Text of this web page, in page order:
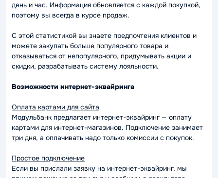
день и час. Информация обновляется с каждой покупкой,
поэтому вы всегда в курсе продаж.
С этой статистикой вы знаете предпочтения клиентов и
можете закупать больше популярного товара и
отказываться от непопулярного, придумывать акции и
скидки, разрабатывать систему лояльности.
Возможности интернет-эквайринга
Оплата картами для сайта
Модульбанк предлагает интернет-эквайринг — оплату
картами для интернет-магазинов. Подключение занимает
три дня, а оплачивать надо только комиссии с покупок.
Простое подключение
Если вы прислали заявку на интернет-эквайринг, мы